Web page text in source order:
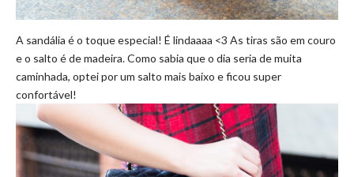
A sandália é o toque especial! É lindaaaa <3 As tiras são em couro
e o salto é de madeira. Como sabia que o dia seria de muita
caminhada, optei por um salto mais baixo e ficou super
confortável!